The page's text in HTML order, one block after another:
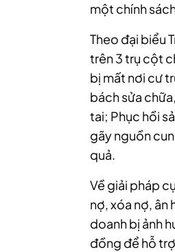
một chính
Theo đại biểu
trên 3 trụ cột
bị mất nơi cư
bách sửa
tai; Phục hồi
gãy nguồn
quả.
Về giải pháp
nợ, xóa nợ, ân
doanh bị ảnh
đồng để hỗ